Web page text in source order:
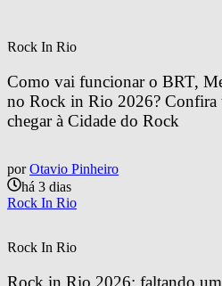
Rock In Rio
Como vai funcionar o BRT,
no Rock in Rio 2026? Confira
chegar à Cidade do Rock
por Otavio Pinheiro
há 3 dias
Rock In Rio
Rock In Rio
Rock in Rio 2026: faltando